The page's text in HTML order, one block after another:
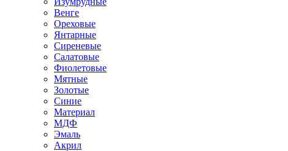
Венге
Ореховые
Янтарные
Сиреневые
Салатовые
Фиолетовые
Мятные
Золотые
Синие
Материал
МДФ
Эмаль
Акрил